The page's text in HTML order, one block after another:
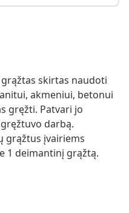
skirtas naudoti
akmeniui, betonui
gręžti. Patvari jo
darbą.
grąžtus įvairiems
1 deimantinį grąžtą.